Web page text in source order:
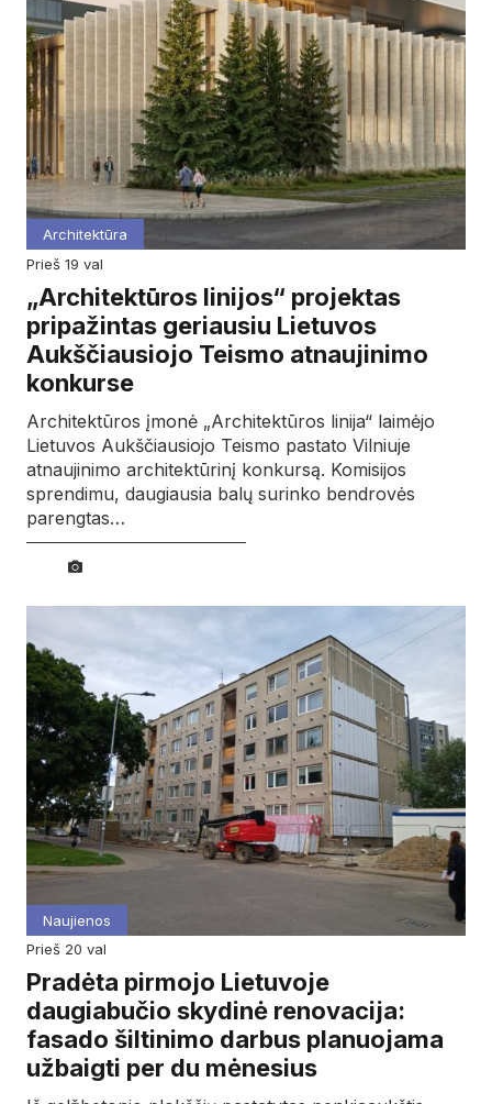
Architektūra
prieš 19 val
„Architektūros linijos“ projektas
pripažintas geriausiu Lietuvos
Aukščiausiojo Teismo atnaujinimo
konkurse
Architektūros įmonė „Architektūros linija“ laimėjo
Lietuvos Aukščiausiojo Teismo pastato Vilniuje
atnaujinimo architektūrinį konkursą. Komisijos
sprendimu, daugiausia balų surinko bendrovės
parengtas…
Naujienos
prieš 20 val
Pradėta pirmojo Lietuvoje
daugiabučio skydinė renovacija:
fasado šiltinimo darbus planuojama
užbaigti per du mėnesius